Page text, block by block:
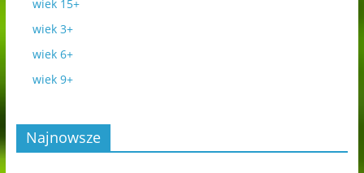
wiek 15+
wiek 3+
wiek 6+
wiek 9+
Najnowsze